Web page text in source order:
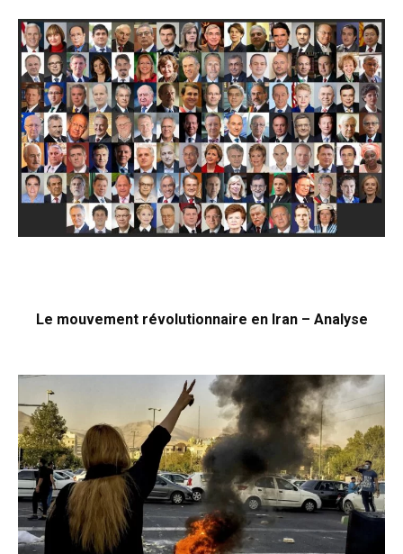
Le mouvement révolutionnaire en Iran – Analyse